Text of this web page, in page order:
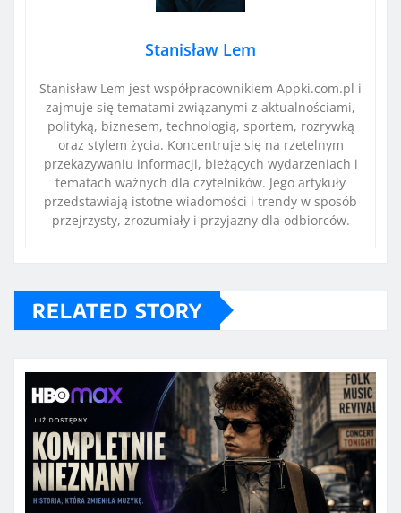
Stanisław Lem
Stanisław Lem jest współpracownikiem Appki.com.pl i
zajmuje się tematami związanymi z aktualnościami,
polityką, biznesem, technologią, sportem, rozrywką
oraz stylem życia. Koncentruje się na rzetelnym
przekazywaniu informacji, bieżących wydarzeniach i
tematach ważnych dla czytelników. Jego artykuły
przedstawiają istotne wiadomości i trendy w sposób
przejrzysty, zrozumiały i przyjazny dla odbiorców.
RELATED STORY